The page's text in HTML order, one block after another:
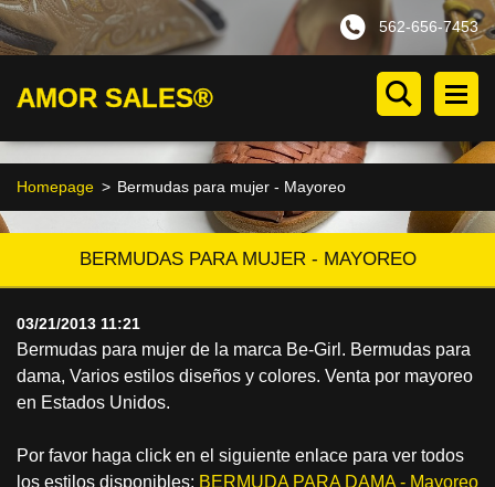
562-656-7453
AMOR SALES®
Homepage > Bermudas para mujer - Mayoreo
BERMUDAS PARA MUJER - MAYOREO
03/21/2013 11:21
Bermudas para mujer de la marca Be-Girl. Bermudas para
dama, Varios estilos diseños y colores. Venta por mayoreo
en Estados Unidos.
Por favor haga click en el siguiente enlace para ver todos
los estilos disponibles: BERMUDA PARA DAMA - Mayoreo